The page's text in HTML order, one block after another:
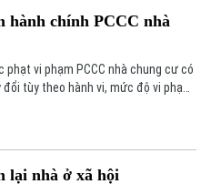
hành chính PCCC nhà
phạt vi phạm PCCC nhà chung cư có
tùy theo hành vi, mức độ vi phạm
lại nhà ở xã hội